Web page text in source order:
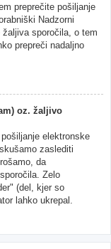
preprečite pošiljanje
Nadzorni
žaljiva sporočila, o tem
prepreči nadaljno
oz. žaljivo
elektronske
zaslediti
da
Zelo
(del, kjer so
lahko ukrepal.